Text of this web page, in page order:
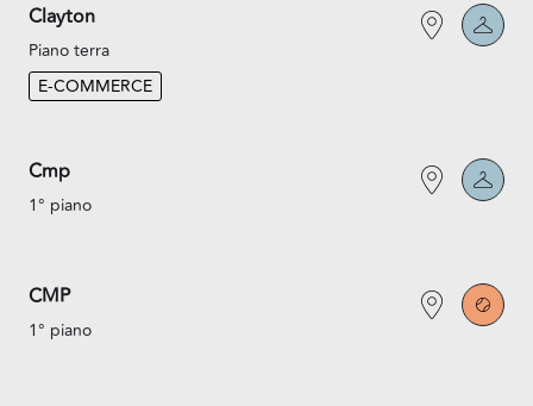
Clayton
Piano terra
E-COMMERCE
Cmp
1° piano
CMP
1° piano